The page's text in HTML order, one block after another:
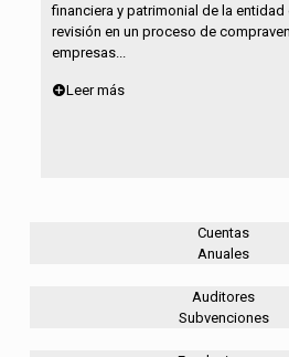
financiera y patrimonial de la
revisión en un proceso de
empresas...
Leer más
Cuentas
Anuales
Auditores
Subvenciones